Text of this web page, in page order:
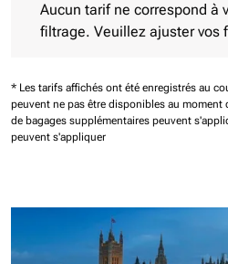
Aucun tarif ne correspond à
filtrage. Veuillez ajuster vos
* Les tarifs affichés ont été enregistrés au
peuvent ne pas être disponibles au moment
de bagages supplémentaires peuvent
peuvent s'appliquer